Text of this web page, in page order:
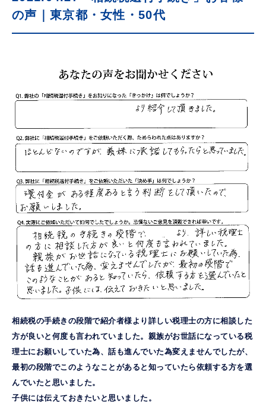
の声｜東京都・女性・50代
相続税の手続きの段階で紹介者様より詳しい税理士の方に相談した
方が良いと何度も言われていました。親族がお世話になっている税
理士にお願いしていた為、話も進んでいた為変えませんでしたが、
最初の段階でこのようなことがあると知っていたら依頼する方を選
んでいたと思いました。
子供には伝えておきたいと思いました。